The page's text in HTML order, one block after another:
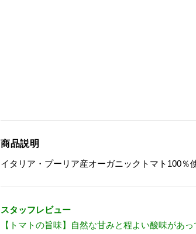
商品説明
イタリア・プーリア産オーガニックトマト100％
スタッフレビュー
【トマトの旨味】自然な甘みと程よい酸味があ